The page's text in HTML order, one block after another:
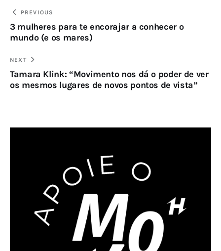
PREVIOUS
3 mulheres para te encorajar a conhecer o
mundo (e os mares)
NEXT
Tamara Klink: “Movimento nos dá o poder de ver
os mesmos lugares de novos pontos de vista”